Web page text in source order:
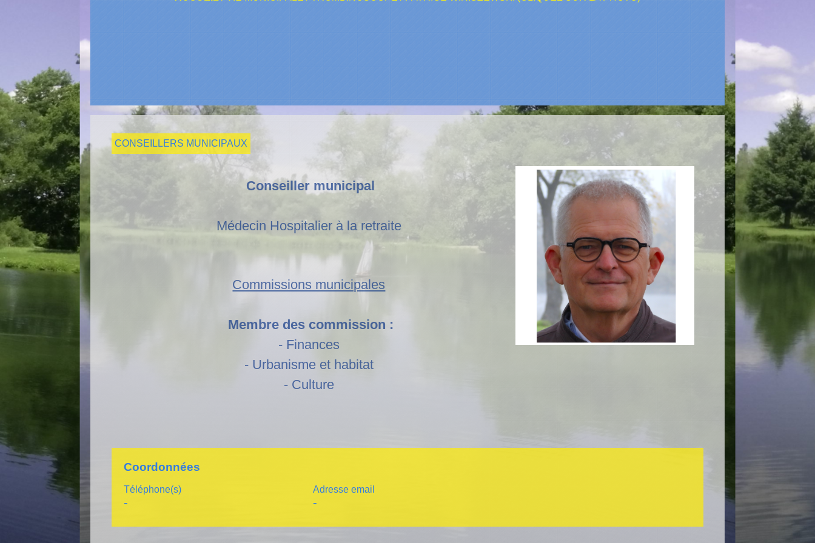
CONSEILLERS MUNICIPAUX
Conseiller municipal
Médecin Hospitalier à la retraite
Commissions municipales
Membre des commission :
- Finances
- Urbanisme et habitat
- Culture
Coordonnées
Téléphone(s)
-
Adresse email
-